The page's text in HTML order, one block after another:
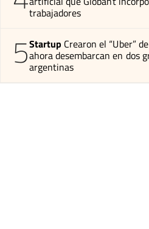
trabajadores
5Startup Crearon el “Uber”
ahora desembarcan en dos
argentinas